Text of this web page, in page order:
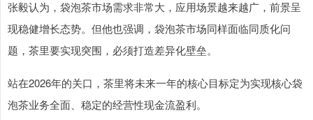
张毅认为，袋泡茶市场需求非常大，应用场景越来越广，前景呈
现稳健增长态势。但他也强调，袋泡茶市场同样面临同质化问
题，茶里要实现突围，必须打造差异化壁垒。
站在2026年的关口，茶里将未来一年的核心目标定为实现核心袋
泡茶业务全面、稳定的经营性现金流盈利。